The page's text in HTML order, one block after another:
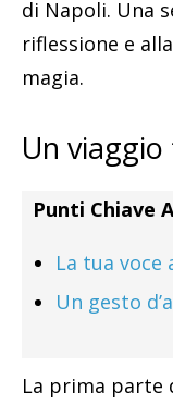
di Napoli. Una
riflessione e
magia.
Un
Punti Chiave
La tua voce
Un gesto
La prima parte